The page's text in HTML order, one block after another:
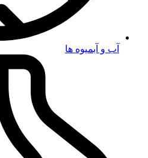
آب و آبمیوه ها